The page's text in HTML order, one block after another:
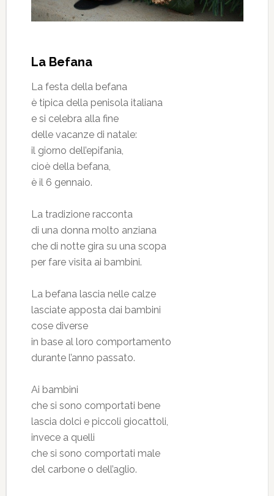
La Befana
La festa della befana
è tipica della penisola italiana
e si celebra alla fine
delle vacanze di natale:
il giorno dell’epifania,
cioè della befana,
è il 6 gennaio.
La tradizione racconta
di una donna molto anziana
che di notte gira su una scopa
per fare visita ai bambini.
La befana lascia nelle calze
lasciate apposta dai bambini
cose diverse
in base al loro comportamento
durante l’anno passato.
Ai bambini
che si sono comportati bene
lascia dolci e piccoli giocattoli,
invece a quelli
che si sono comportati male
del carbone o dell’aglio.